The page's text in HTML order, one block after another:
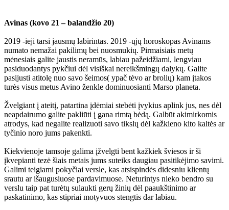
Avinas (kovo 21 – balandžio 20)
2019 -ieji tarsi jausmų labirintas. 2019 -ųjų horoskopas Avinams
numato nemažai pakilimų bei nuosmukių. Pirmaisiais metų
mėnesiais galite jaustis neramūs, labiau pažeidžiami, lengviau
pasiduodantys pykčiui dėl visiškai nereikšmingų dalykų. Galite
pasijusti atitolę nuo savo šeimos( ypač tėvo ar brolių) kam įtakos
turės visus metus Avino ženkle dominuosianti Marso planeta.
Žvelgiant į ateitį, patartina įdėmiai stebėti įvykius aplink jus, nes dėl
neapdairumo galite pakliūti į gana rimtą bėdą. Galbūt akimirkomis
atrodys, kad negalite realizuoti savo tikslų dėl kažkieno kito kaltės ar
tyčinio noro jums pakenkti.
Kiekvienoje tamsoje galima įžvelgti bent kažkiek šviesos ir ši
įkvepianti tezė šiais metais jums suteiks daugiau pasitikėjimo savimi.
Galimi teigiami pokyčiai versle, kas atsispindės didesniu klientų
srautu ar išaugusiuose pardavimuose. Neturintys nieko bendro su
verslu taip pat turėtų sulaukti gerų žinių dėl paaukštinimo ar
paskatinimo, kas stipriai motyvuos stengtis dar labiau.